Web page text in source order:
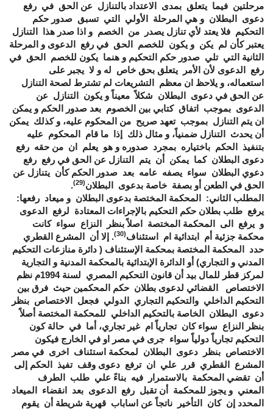
مرحلتين فيما يتعلق بمدى الاعتداد بالتنازل عن الحق في رفع
دعوى البطلان و هي المرحلة الأولي التي تسبق صدور حكم
التحكيم فلا يعتد لأي تنازل يصدر من الخصم و اذا صدر هذا التنازل
يعتبر كأن لم يكن و يكون للخصم الحق في رفع الدعوى و المرحلة
الثانية التي تلي صدور حكم التحكيم و هنما يكون للخصم الحق في
رفع الدعوى لأن الأمر يتعلق بحق خاص له و لا يجبر على
استعماله، و يلاحظ ان معظم التشريعات لم تشترط لصحة التنازل
عن الحق في دعوى البطلان شكلاً معيناً و يكون التنازل عن
الدعوى بموجب اتفاق كتابي بين الخصوم بعد صدور الحكم و يمكن
ان يتم التنازل بموجب تعهد صريح من المحكوم عليه، و كذلك يمكن
أن يحدث التنازل ضمنياً، و مثال ذلك إذا ما قام المحكوم عليه
بتنفيذ الحكم باختياره بمجرد صدوره و هو يعلم ان من حقه رفع
دعوى البطلان كما يمكن أن يتم التنازل عن الحق في رفع رفع
دعوي البطلان سواء يصفه عامه بعد صدور الحكم كأن يتنازل عن
الحق في الطعن أو بصفة خاصة بدعوى البطلان(29)
.
المطلب الثاني: المحكمة المختصة بدعوى البطلان و ميعاد رفعها:
يرفع طلب بطلان حكم التحكيم بالإجراءات المعتادة لرفع الدعوى
و يرفع الى المحكمة المختصة اصلاً بنظر النزاع سواء كانت
محكمة جزئية أم ابتدائية ام استئناف(30)
. إلا أن المشرع القطري
حدد المحكمة المختصة بمحكمة الإستئناف ( دائرة منازعات التحكيم
المدني و التجاري) أو الدائرة الإبتدائية بالمحكمة المدنية و التجارية
لمركز قطر للمال بيد أن قانون التحكيم المصري لسنة 1994م نظم
الاختصاص القضائي لدعوى بطلان حكم المحكمين حيث فرق بين
التحكيم الداخلي والتحكيم التجاري الدولي فجعل الاختصاص بنظر
دعوى البطلان الخاصة بالتحكيم الداخلي للمحكمة المختصة أصلاً
بنظر النزاع سواء كان تجارياّ ام غير تجاري، أما في حالة كون
التحكيم تجارياً دولياً سواء جرى في مصر او في الخارج فيكون
الاختصاص بنظر دعوى البطلان لمحكمة استئناف اخرى في مصر
المشرع القطري قرر علي ان ترفع دعوى وقف تفيذ الحكم إلى
أن تقضي المحكمة بالاستمرار فيه بناءً علي طلب الطرف
المعني و يجوز للمحكمة أن تقبل رفع الدعوى بعد انقضاء الميعاد
المحدد إن كان التأخير ناتجاً عن اساباب قهرية شريطة أن يقوم